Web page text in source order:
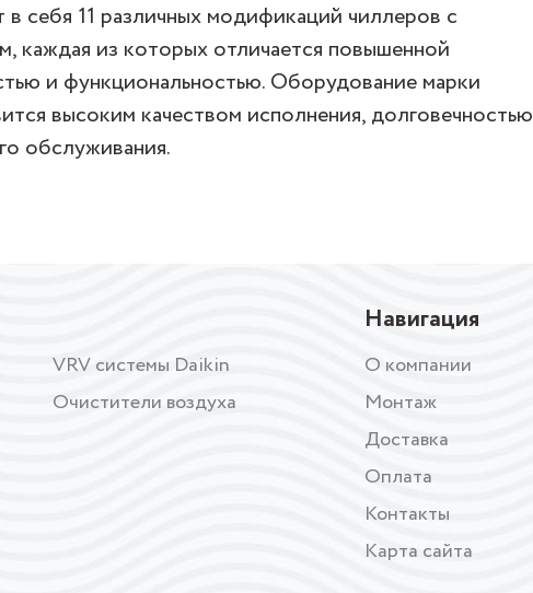
себя 11 различных модификаций чиллеров с
каждая из которых отличается повышенной
и функциональностью. Оборудование марки
высоким качеством исполнения, долговечностью
обслуживания.
VRV системы Daikin
Очистители воздуха
Навигация
О компании
Монтаж
Доставка
Оплата
Контакты
Карта сайта